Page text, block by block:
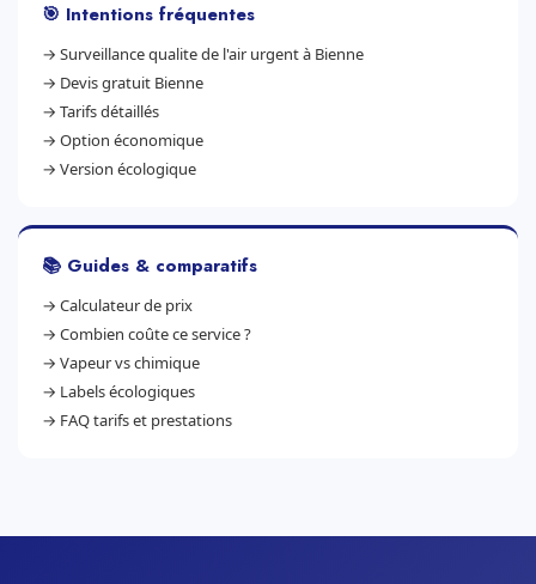
🎯 Intentions fréquentes
→ Surveillance qualite de l'air urgent à Bienne
→ Devis gratuit Bienne
→ Tarifs détaillés
→ Option économique
→ Version écologique
📚 Guides & comparatifs
→ Calculateur de prix
→ Combien coûte ce service ?
→ Vapeur vs chimique
→ Labels écologiques
→ FAQ tarifs et prestations